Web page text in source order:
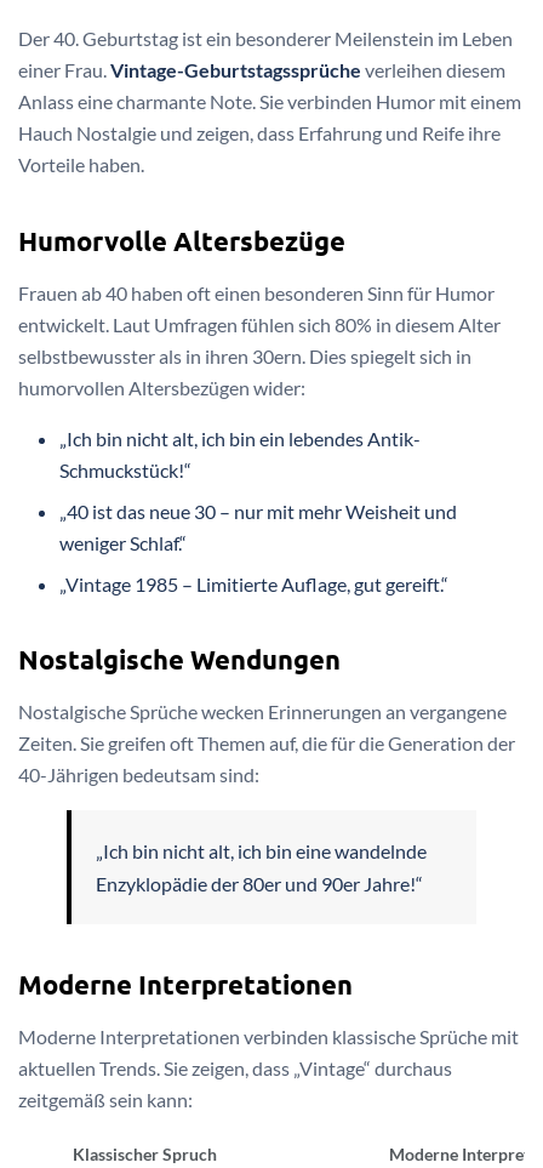
Der 40. Geburtstag ist ein besonderer Meilenstein im Leben
einer Frau.Vintage-Geburtstagssprüche verleihen diesem
Anlass eine charmante Note. Sie verbinden Humor mit einem
Hauch Nostalgie und zeigen, dass Erfahrung und Reife ihre
Vorteile haben.
Humorvolle Altersbezüge
Frauen ab 40 haben oft einen besonderen Sinn für Humor
entwickelt. Laut Umfragen fühlen sich 80% in diesem Alter
selbstbewusster als in ihren 30ern. Dies spiegelt sich in
humorvollen Altersbezügen wider:
„Ich bin nicht alt, ich bin ein lebendes Antik-
Schmuckstück!“
„40 ist das neue 30 – nur mit mehr Weisheit und
weniger Schlaf.“
„Vintage 1985 – Limitierte Auflage, gut gereift.“
Nostalgische Wendungen
Nostalgische Sprüche wecken Erinnerungen an vergangene
Zeiten. Sie greifen oft Themen auf, die für die Generation der
40-Jährigen bedeutsam sind:
„Ich bin nicht alt, ich bin eine wandelnde
Enzyklopädie der 80er und 90er Jahre!“
Moderne Interpretationen
Moderne Interpretationen verbinden klassische Sprüche mit
aktuellen Trends. Sie zeigen, dass „Vintage“ durchaus
zeitgemäß sein kann:
Klassischer Spruch Moderne